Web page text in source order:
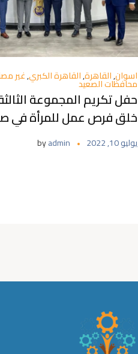
اسوان,القاهرة,القاهرة الكبري,غير
محافظات الصعيد
حفل تكريم
خلق فرص عمل للمرأة في
مجموعة اعمال إعادة تدوير
النخيل
يوليو 10, 2022 byadmin